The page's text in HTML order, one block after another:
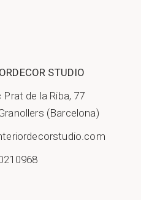
STUDIO
Prat de la Riba, 77
(Barcelona)